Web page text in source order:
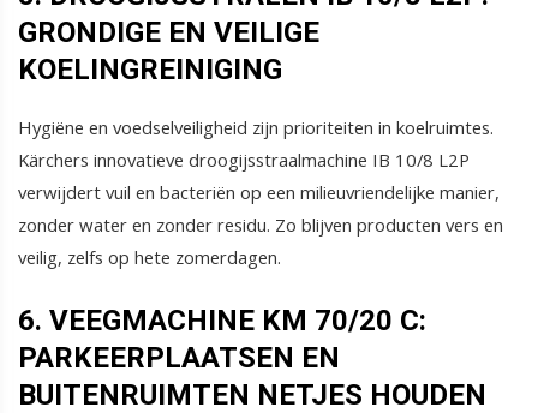
GRONDIGE EN VEILIGE
KOELINGREINIGING
Hygiëne en voedselveiligheid zijn prioriteiten in koelruimtes.
Kärchers innovatieve droogijsstraalmachine IB 10/8 L2P
verwijdert vuil en bacteriën op een milieuvriendelijke manier,
zonder water en zonder residu. Zo blijven producten vers en
veilig, zelfs op hete zomerdagen.
6. VEEGMACHINE KM 70/20 C:
PARKEERPLAATSEN EN
BUITENRUIMTEN NETJES HOUDEN